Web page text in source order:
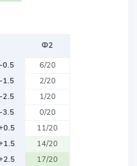
Ф2
-0.5
6/20
-1.5
2/20
-2.5
1/20
-3.5
0/20
11/20
14/20
17/20